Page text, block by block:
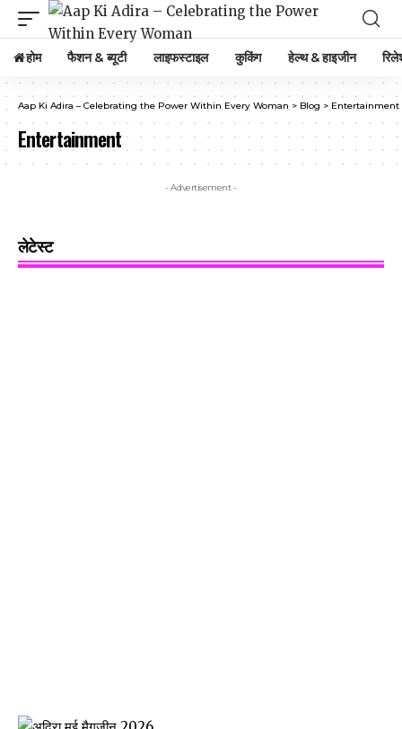
होम फैशन & ब्यूटी लाइफस्टाइल कुकिंग हेल्थ & हाइजीन
Aap Ki Adira – Celebrating the Power Within Every Woman > Blog > Entertainment
Entertainment
- Advertisement -
लेटेस्ट